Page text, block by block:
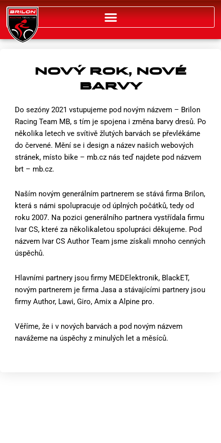
Přeskočit
na
obsah
NOVÝ ROK, NOVÉ
BARVY
Do sezóny 2021 vstupujeme pod novým názvem – Brilon
Racing Team MB, s tím je spojena i změna barvy dresů. Po
několika letech ve svítivě žlutých barvách se převlékáme
do červené. Mění se i design a název našich webových
stránek, místo bike – mb.cz nás teď najdete pod názvem
brt – mb.cz.
Naším novým generálním partnerem se stává firma Brilon,
která s námi spolupracuje od úplných počátků, tedy od
roku 2007. Na pozici generálního partnera vystřídala firmu
Ivar CS, které za několikaletou spolupráci děkujeme. Pod
názvem Ivar CS Author Team jsme získali mnoho cenných
úspěchů.
Hlavními partnery jsou firmy MEDElektronik, BlackET,
novým partnerem je firma Jasa a stávajícími partnery jsou
firmy Author, Lawi, Giro, Amix a Alpine pro.
Věříme, že i v nových barvách a pod novým názvem
navážeme na úspěchy z minulých let a měsíců.